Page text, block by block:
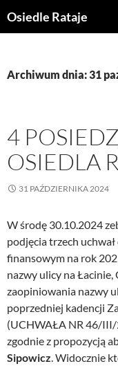
doOsiedle Rataje
Archiwum dnia: 31
4
OSIEDLA
31 PAŹDZIERNIKA 2024
W środę 30.10.2024
podjęcia trzech
finansowym na rok
nazwy ulicy na Łacinie,
zaopiniowania nazwy
poprzedniej kadencji
(UCHWAŁA NR 46/III/
zgodnie z propozycją
Sipowicz. Widocznie